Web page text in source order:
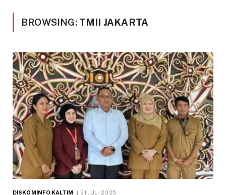
BROWSING: TMII JAKARTA
DISKOMINFO KALTIM 21 JULI 2025